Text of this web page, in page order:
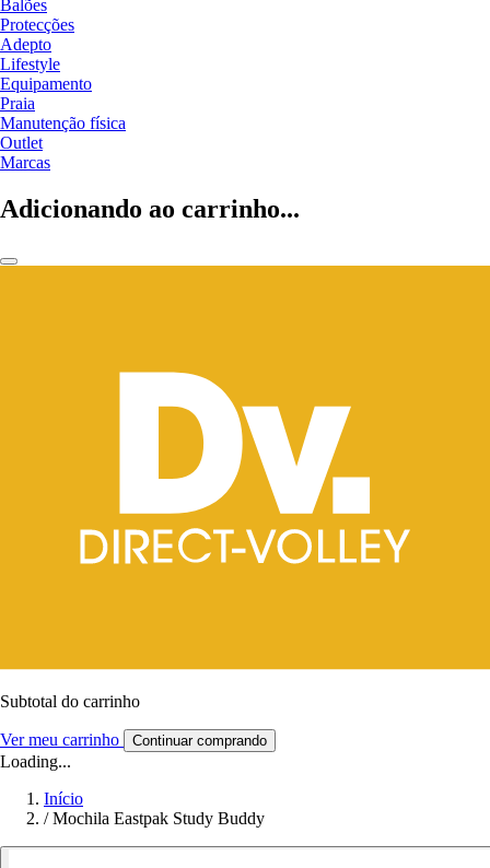
Balões
Protecções
Adepto
Lifestyle
Equipamento
Praia
Manutenção física
Outlet
Marcas
Adicionando ao carrinho...
Subtotal do carrinho
Ver meu carrinho Continuar comprando
Loading...
Início
/ Mochila Eastpak Study Buddy